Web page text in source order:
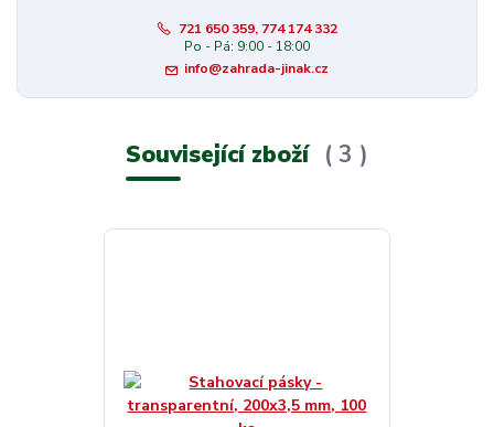
721 650 359, 774 174 332
Po - Pá: 9:00 - 18:00
info@zahrada-jinak.cz
Související zboží 3